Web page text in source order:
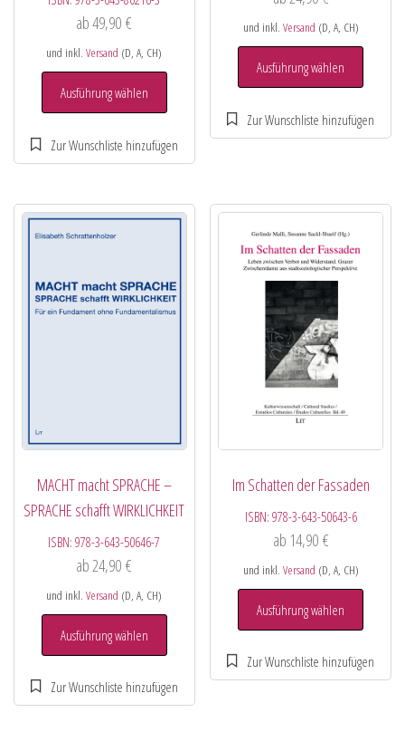
ab49,90€
und inkl.Versand (D, A, CH)
Ausführung wählen
und inkl. Versand (D, A, CH)
Ausführung wählen
MACHT macht SPRACHE –
SPRACHE schafft WIRKLICHKEIT
ISBN:978-3-643-50646-7
ab 24,90€
und inkl.Versand (D, A, CH)
Ausführung wählen
Im Schatten der Fassaden
ISBN: 978-3-643-50643-6
ab 14,90 €
und inkl. Versand (D, A, CH)
Ausführung wählen